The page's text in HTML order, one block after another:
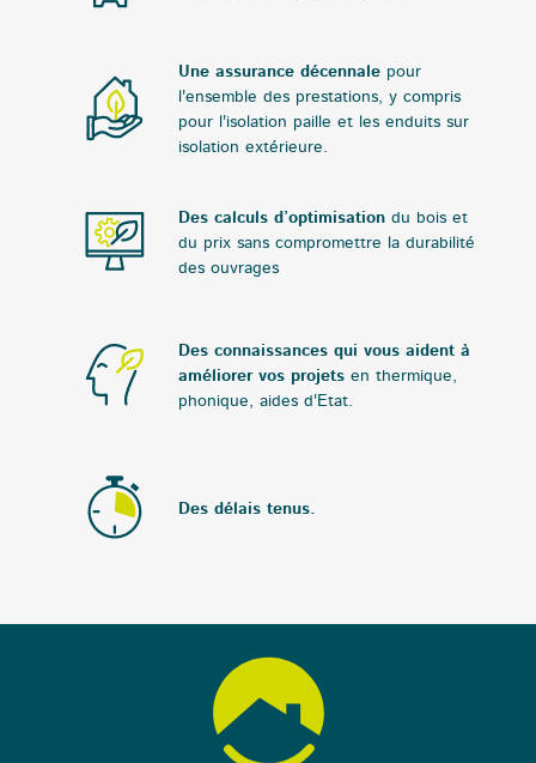
Une assurance décennale pour
l'ensemble des prestations, y compris
pour l'isolation paille et les enduits sur
isolation extérieure.
Des calculs d’optimisation du bois et
du prix sans compromettre la durabilité
des ouvrages
Des connaissances qui vous aident à
améliorer vos projets en thermique,
phonique, aides d'Etat.
Des délais tenus.